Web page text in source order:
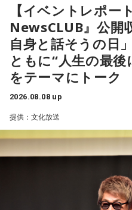
に必要なことについて考えて
はコーヒー。
【10位】獅子座（しし座）
内省がテーマの日です。今日
ことを見直してみましょう。
り、不要に感じるものは手放
【11位】水瓶座（みずがめ座）
日頃の疲れを癒しましょう。
心と身体のメンテナンスを意
取ってリフレッシュするのも
【12位】射手座（いて座）
心のモヤモヤが目立つような
時間を大切にしたり、のんび
【2位】蟹座（かに座）
好調な運気で心地よく過ごせ
えやすい運気なので、選択に
してみてください。
【3位】蠍座（さそり座）
学びや成長ができそうな1日
学びが深まりそうです。海外
を大切に過ごしてみましょう
【4位】山羊座（やぎ座）
対人運が好調です。今日は1
な日。パートナーや大切な友
しづらい話題を取り上げてみ
【イベントレポー
NewsCLUB』公開
自身と話そうの日
ともに“人生の最
をテーマにトーク
2026.08.08 up
提供：文化放送